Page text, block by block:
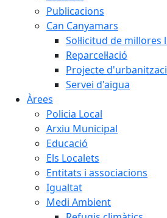
Publicacions
Can Canyamars
Sol·licitud de
Reparcel·lació
Projecte
Servei d'aigua
Àrees
Policia Local
Arxiu Municipal
Educació
Els Localets
Entitats i associacions
Igualtat
Medi Ambient